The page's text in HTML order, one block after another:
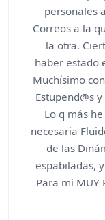
personales
Correos a la
la otra.
haber estado
Muchísimo
Estupend@s
Lo q más
necesaria
de las
espabiladas,
Para mi MUY